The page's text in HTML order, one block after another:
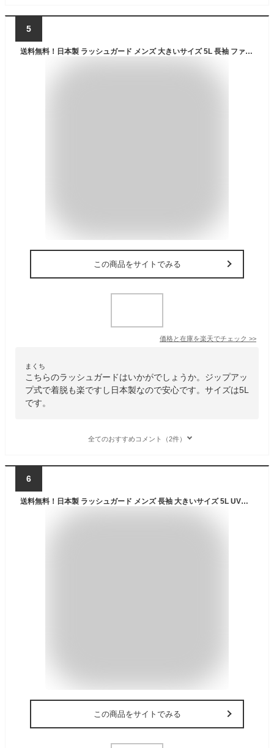
5
送料無料！日本製 ラッシュガード メンズ 大きいサイズ 5L 長袖 ファスナー付き ジップアップ シンプル 無地 ジップ付き ZIP UVカット 紫外線カット 日焼け防止 ラッシュTシャツ スポーツ 体型カバー ランニング ジョギング
この商品をサイトでみる
価格と在庫を楽天でチェック >>
まくち
こちらのラッシュガードはいかがでしょうか。ジップアッ
プ式で着脱も楽ですし日本製なので安心です。サイズは5L
です。
全てのおすすめコメント（2件）
6
送料無料！日本製 ラッシュガード メンズ 長袖 大きいサイズ 5L UVカット 紫外線カット 日焼け防止 Tシャツ ラッシュTシャツ ラッシュ半袖 水着 ウェットスーツ ドライスーツ インナー サーフィン ダイビング マリンスポーツ 体型カバー
この商品をサイトでみる